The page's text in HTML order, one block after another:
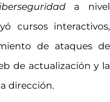
a nivel
cursos interactivos,
de ataques de
de actualización y la
dirección.